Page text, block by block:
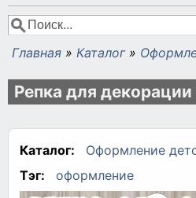
Форма поиска
Поиск
Вы здесь
Главная » Каталог »
Репка для
Каталог:
Оформление
Тэг:
оформление